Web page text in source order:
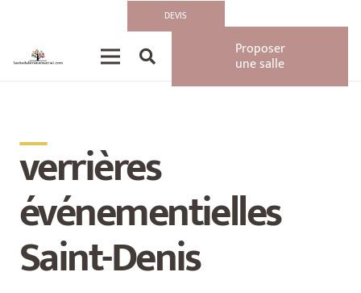
DEVIS
Proposer
une salle
__
verrières
événementielles
Saint-Denis